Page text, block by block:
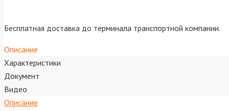
Бесплатная доставка до терминала транспортной компании.
Описание
Характеристики
Документ
Видео
Описание